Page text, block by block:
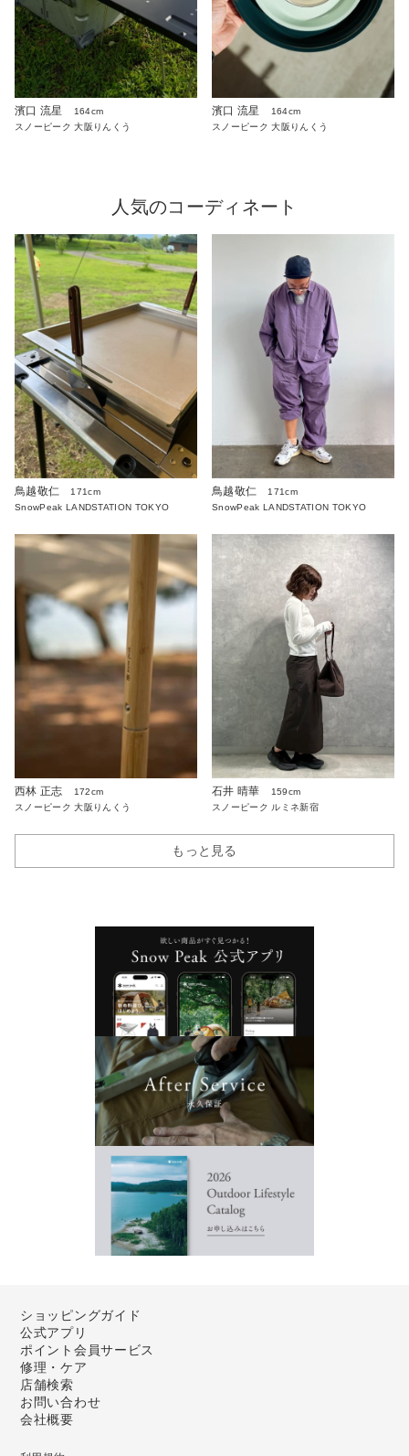
濱口 流星
164cm
スノーピーク 大阪りんくう
濱口 流星
164cm
スノーピーク 大阪りんくう
人気のコーディネート
鳥越敬仁
171cm
SnowPeak LANDSTATION TOKYO
鳥越敬仁
171cm
SnowPeak LANDSTATION TOKYO
西林 正志
172cm
スノーピーク 大阪りんくう
石井 晴華
159cm
スノーピーク ルミネ新宿
もっと見る
ショッピングガイド
公式アプリ
ポイント会員サービス
修理・ケア
店舗検索
お問い合わせ
会社概要